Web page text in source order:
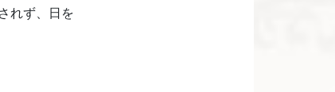
れず、日を